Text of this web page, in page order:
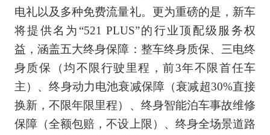
电礼以及多种免费流量礼。更为重磅的是，新车
将提供名为“521 PLUS”的行业顶配级服务权
益，涵盖五大终身保障：整车终身质保、三电终
身质保（均不限行驶里程，前3年不限首任车
主）、终身动力电池衰减保障（衰减超30%直接
换新，不限年限里程）、终身智能泊车事故维修
保障（全额包赔，不设上限）、终身全场景道路